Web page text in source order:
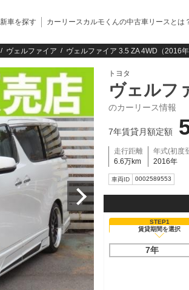
新車を探す カーリースカルモくんの中古車リースとは
ヴェルファイア ヴェルファイア 3.5 ZA 4WD（2016
トヨタ
ヴェルフ
のカーリース情報
7年賃貸月額定額
走行距離
6.6万km
年式(初度
2016年
車両ID 0002589553
STEP1
賃貸期間を選択
7年